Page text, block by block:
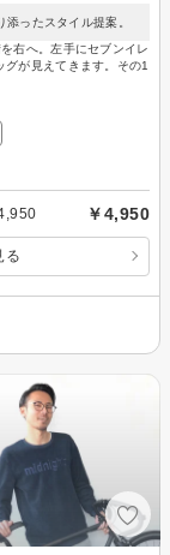
ったスタイル提案。
右へ。左手にセブンイレ
が見えてきます。その1
￥4,950
る